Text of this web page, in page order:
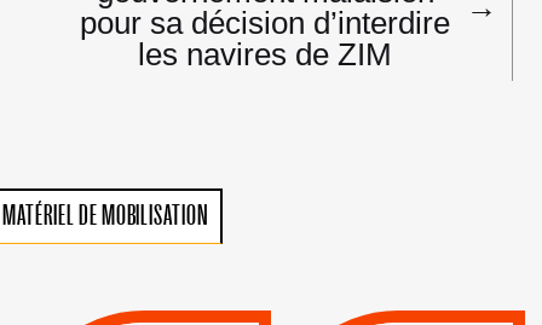
pour sa décision d’interdire
les navires de ZIM
MATÉRIEL DE MOBILISATION